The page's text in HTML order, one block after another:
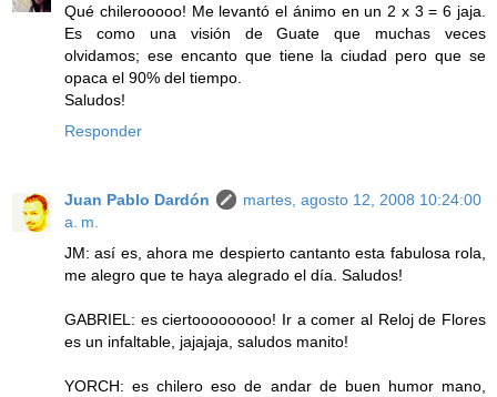
Qué chilerooooo! Me levantó el ánimo en un 2 x 3 = 6 jaja.
Es como una visión de Guate que muchas veces
olvidamos; ese encanto que tiene la ciudad pero que se
opaca el 90% del tiempo.
Saludos!
Responder
Juan Pablo Dardón
martes, agosto 12, 2008 10:24:00
a. m.
JM: así es, ahora me despierto cantanto esta fabulosa rola,
me alegro que te haya alegrado el día. Saludos!
GABRIEL: es ciertooooooooo! Ir a comer al Reloj de Flores
es un infaltable, jajajaja, saludos manito!
YORCH: es chilero eso de andar de buen humor mano,